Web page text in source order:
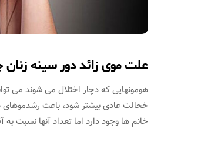
علت موی زائد دور سینه
هومونهایی که دچار اختلال می شوند می
خحالت عادی بیشتر شود، باعث
خانم ها وجود دارد اما تعداد آنها نسبت